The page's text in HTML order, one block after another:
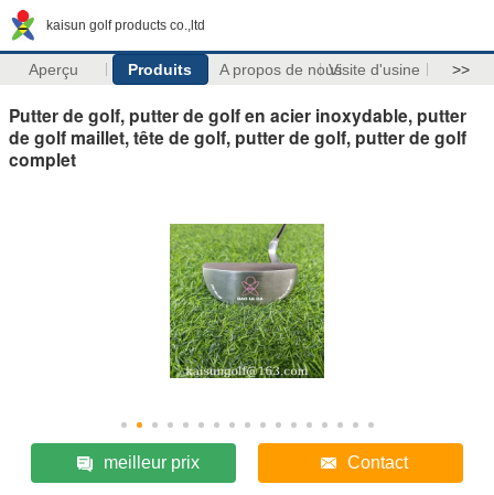
kaisun golf products co.,ltd
Aperçu Produits A propos de nousVisite d'usine >>
Putter de golf, putter de golf en acier inoxydable, putter
de golf maillet, tête de golf, putter de golf, putter de golf
complet
meilleur prix Contact